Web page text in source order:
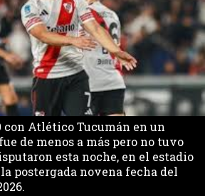
con Atlético Tucumán en un
de menos a más pero no tuvo
esta noche, en el estadio
postergada novena fecha del